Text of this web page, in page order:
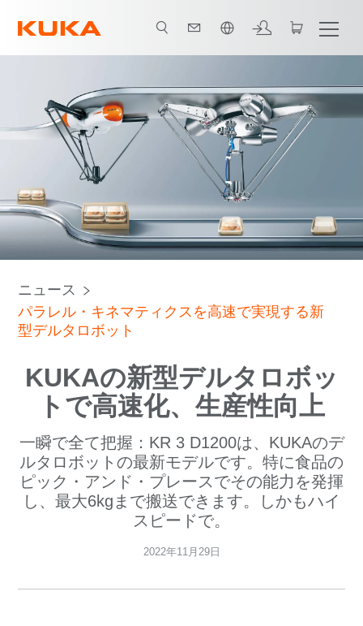
ニュース
パラレル・キネマティクスを高速で実現する新
型デルタロボット
KUKAの新型デルタロボッ
トで高速化、生産性向上
一瞬で全て把握：KR 3 D1200は、KUKAのデ
ルタロボットの最新モデルです。特に食品の
ピック・アンド・プレースでその能力を発揮
し、最大6kgまで搬送できます。しかもハイ
スピードで。
2022年11月29日